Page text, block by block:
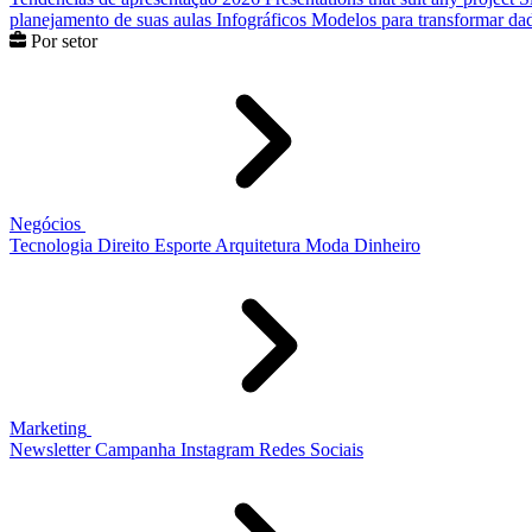
planejamento de suas aulas Infográficos Modelos para transformar
Por setor
Negócios
Tecnologia Direito Esporte Arquitetura Moda Dinheiro
Marketing
Newsletter Campanha Instagram Redes Sociais